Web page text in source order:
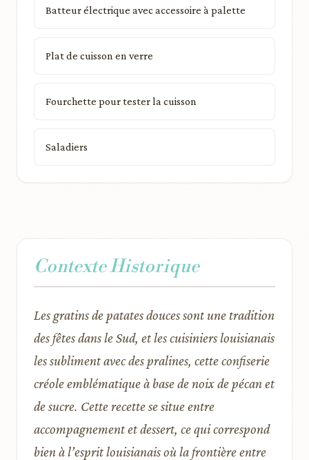
Batteur électrique avec accessoire à palette
Plat de cuisson en verre
Fourchette pour tester la cuisson
Saladiers
Contexte Historique
Les gratins de patates douces sont une tradition
des fêtes dans le Sud, et les cuisiniers louisianais
les subliment avec des pralines, cette confiserie
créole emblématique à base de noix de pécan et
de sucre. Cette recette se situe entre
accompagnement et dessert, ce qui correspond
bien à l’esprit louisianais où la frontière entre